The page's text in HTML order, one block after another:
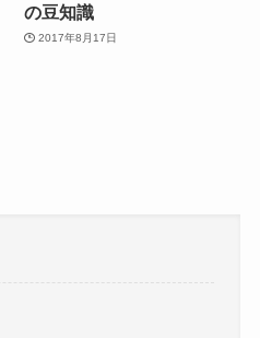
の豆知識
2017年8月17日